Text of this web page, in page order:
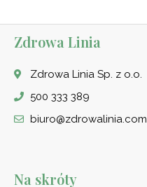
Zdrowa Linia
Zdrowa Linia Sp. z o.o.
500 333 389
biuro@zdrowalinia.com
Na skróty